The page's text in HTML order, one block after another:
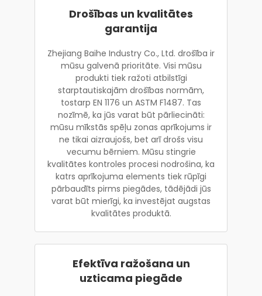
Drošības un kvalitātes
garantija
Zhejiang Baihe Industry Co., Ltd. drošība ir
mūsu galvenā prioritāte. Visi mūsu
produkti tiek ražoti atbilstīgi
starptautiskajām drošības normām,
tostarp EN 1176 un ASTM F1487. Tas
nozīmē, ka jūs varat būt pārliecināti:
mūsu mīkstās spēļu zonas aprīkojums ir
ne tikai aizraujošs, bet arī drošs visu
vecumu bērniem. Mūsu stingrie
kvalitātes kontroles procesi nodrošina, ka
katrs aprīkojuma elements tiek rūpīgi
pārbaudīts pirms piegādes, tādējādi jūs
varat būt mierīgi, ka investējat augstas
kvalitātes produktā.
Efektīva ražošana un
uzticama piegāde